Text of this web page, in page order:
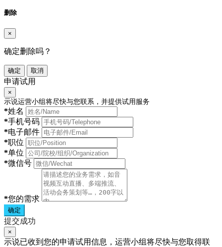
删除
×
确定删除吗？
确定 取消
申请试用
×
示说运营小组将尽快与您联系，并提供试用服务
*姓名
*手机号码
*电子邮件
*职位
*单位
*微信号
*您的需求
确定
提交成功
×
示说已收到您的申请试用信息，运营小组将尽快与您取得联